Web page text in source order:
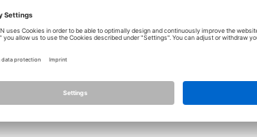
Alfredo90
pokiaľ máte zálohu projektu od kolegu
adresár, v ktorom sa záloha tohoto
zoznamu vyberiete požadovanú zálohu.
V tejto chvíli máte pravdepodobne